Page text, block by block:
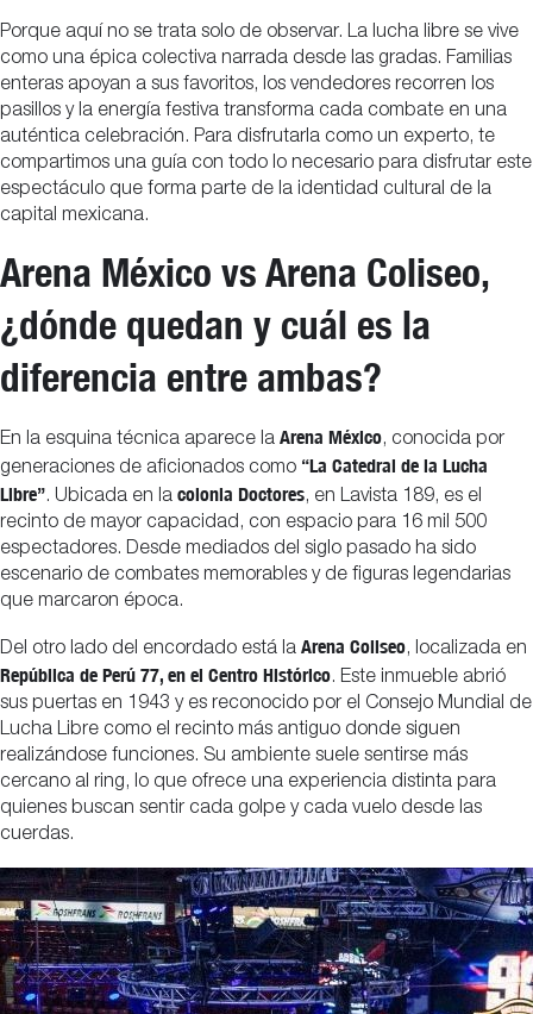
Porque aquí no se trata solo de observar. La lucha libre se vive
como una épica colectiva narrada desde las gradas. Familias
enteras apoyan a sus favoritos, los vendedores recorren los
pasillos y la energía festiva transforma cada combate en una
auténtica celebración. Para disfrutarla como un experto, te
compartimos una guía con todo lo necesario para disfrutar este
espectáculo que forma parte de la identidad cultural de la
capital mexicana.
Arena México vs Arena Coliseo,
¿dónde quedan y cuál es la
diferencia entre ambas?
En la esquina técnica aparece la Arena México, conocida por
generaciones de aficionados como “La Catedral de la Lucha
Libre”. Ubicada en la colonia Doctores, en Lavista 189, es el
recinto de mayor capacidad, con espacio para 16 mil 500
espectadores. Desde mediados del siglo pasado ha sido
escenario de combates memorables y de figuras legendarias
que marcaron época.
Del otro lado del encordado está la Arena Coliseo, localizada en
República de Perú 77, en el Centro Histórico. Este inmueble abrió
sus puertas en 1943 y es reconocido por el Consejo Mundial de
Lucha Libre como el recinto más antiguo donde siguen
realizándose funciones. Su ambiente suele sentirse más
cercano al ring, lo que ofrece una experiencia distinta para
quienes buscan sentir cada golpe y cada vuelo desde las
cuerdas.